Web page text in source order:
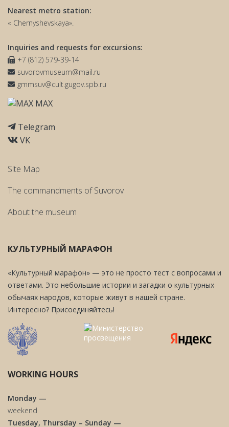
Nearest metro station:
« Chernyshevskaya».
Inquiries and requests for excursions:
+7 (812) 579-39-14
suvorovmuseum@mail.ru
gmmsuv@cult.gugov.spb.ru
MAX
Telegram
VK
Site Map
The commandments of Suvorov
About the museum
КУЛЬТУРНЫЙ МАРАФОН
«Культурный марафон» — это не просто тест с вопросами и
ответами. Это небольшие истории и загадки о культурных
обычаях народов, которые живут в нашей стране.
Интересно? Присоединяйтесь!
WORKING HOURS
Monday —
weekend
Tuesday, Thursday – Sunday —